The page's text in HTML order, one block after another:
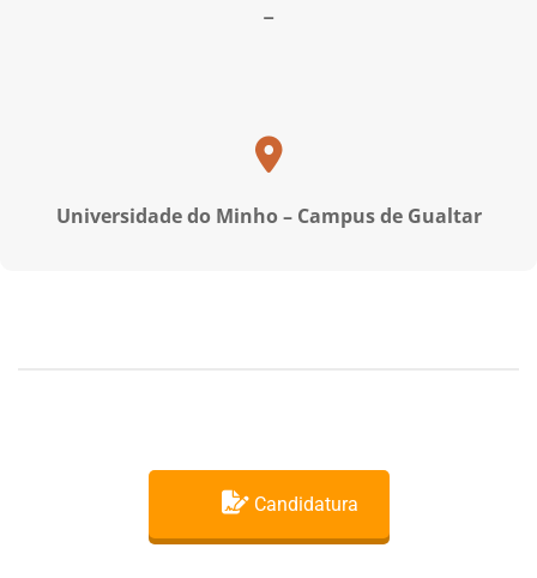
–
Universidade do Minho – Campus de Gualtar
Candidatura